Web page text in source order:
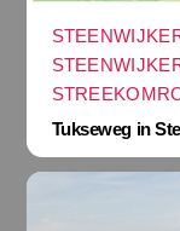
Tukseweg in